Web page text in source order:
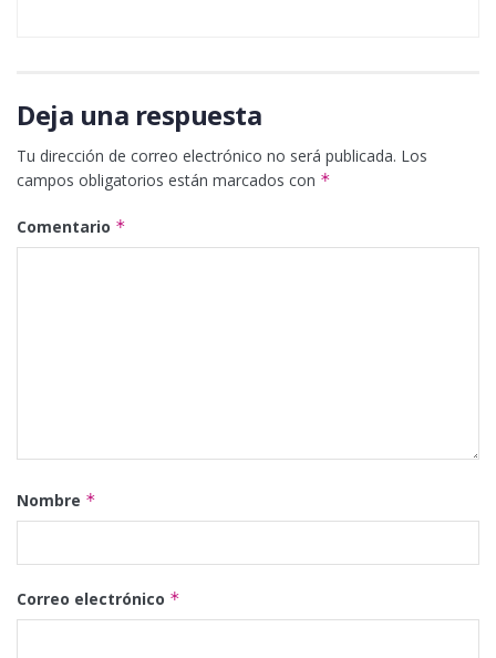
Deja una respuesta
Tu dirección de correo electrónico no será publicada. Los
campos obligatorios están marcados con *
Comentario *
Nombre *
Correo electrónico *